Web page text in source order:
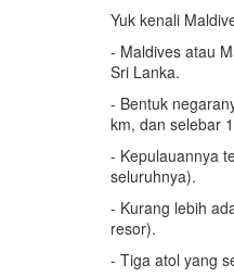
Yuk kenali
- Maldives atau
Sri Lanka.
- Bentuk
km, dan selebar
- Kepulauannya
seluruhnya).
- Kurang lebih
resor).
- Tiga atol yang